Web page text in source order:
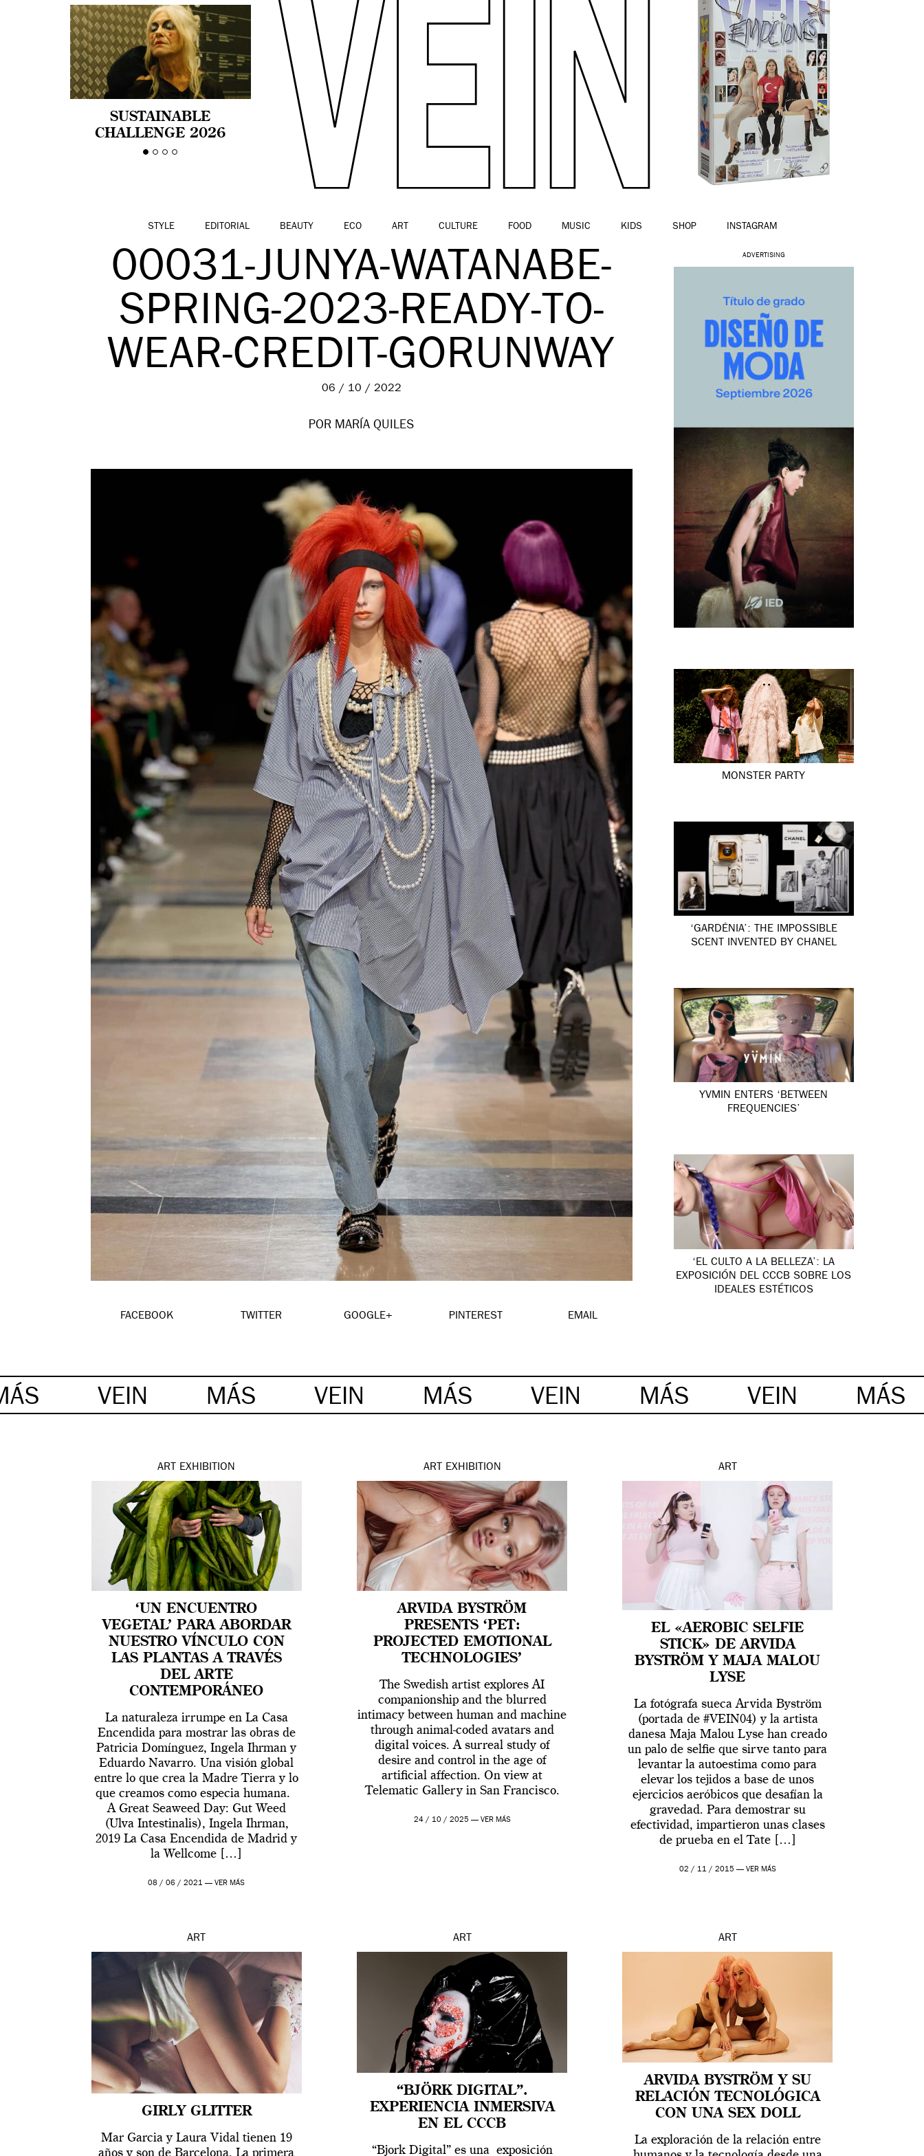
SUSTAINABLE
CHALLENGE 2026
CELEBRA LA
STYLE EDITORIAL BEAUTY ECO ART CULTURE FOOD MUSIC KIDS SHOP INSTAGRAM
00031-JUNYA-WATANABE-
SPRING-2023-READY-TO-
WEAR-CREDIT-GORUNWAY
06 / 10 / 2022
POR MARÍA QUILES
FACEBOOK TWITTER GOOGLE+ PINTEREST EMAIL
ADVERTISING
MONSTER PARTY
‘GARDÉNIA’: THE IMPOSSIBLE
SCENT INVENTED BY CHANEL
YVMIN ENTERS ‘BETWEEN
FREQUENCIES’
‘EL CULTO A LA BELLEZA’: LA
EXPOSICIÓN DEL CCCB SOBRE LOS
IDEALES ESTÉTICOS
VEIN MÁS VEIN MÁS VEIN MÁS VEIN MÁS
ART EXHIBITION
‘UN ENCUENTRO
VEGETAL’ PARA ABORDAR
NUESTRO VÍNCULO CON
LAS PLANTAS A TRAVÉS
DEL ARTE
CONTEMPORÁNEO
La naturaleza irrumpe en La Casa
Encendida para mostrar las obras de
Patricia Domínguez, Ingela Ihrman y
Eduardo Navarro. Una visión global
entre lo que crea la Madre Tierra y lo
que creamos como especia humana.
A Great Seaweed Day: Gut Weed
(Ulva Intestinalis), Ingela Ihrman,
2019 La Casa Encendida de Madrid y
la Wellcome […]
08 / 06 / 2021 —VER MÁS
ART EXHIBITION
ARVIDA BYSTRÖM
PRESENTS ‘PET:
PROJECTED EMOTIONAL
TECHNOLOGIES’
The Swedish artist explores AI
companionship and the blurred
intimacy between human and machine
through animal-coded avatars and
digital voices. A surreal study of
desire and control in the age of
artificial affection. On view at
Telematic Gallery in San Francisco.
24 / 10 / 2025 — VER MÁS
ART
EL «AEROBIC SELFIE
STICK» DE ARVIDA
BYSTRÖM Y MAJA MALOU
LYSE
La fotógrafa sueca Arvida Byström
(portada de #VEIN04) y la artista
danesa Maja Malou Lyse han creado
un palo de selfie que sirve tanto para
levantar la autoestima como para
elevar los tejidos a base de unos
ejercicios aeróbicos que desafían la
gravedad. Para demostrar su
efectividad, impartieron unas clases
de prueba en el Tate […]
02 / 11 / 2015 — VER MÁS
ART
GIRLY GLITTER
Mar Garcia y Laura Vidal tienen 19
años y son de Barcelona. La primera
ART
“BJÖRK DIGITAL”.
EXPERIENCIA INMERSIVA
EN EL CCCB
“Bjork Digital” es una exposición
ART
ARVIDA BYSTRÖM Y SU
RELACIÓN TECNOLÓGICA
CON UNA SEX DOLL
La exploración de la relación entre